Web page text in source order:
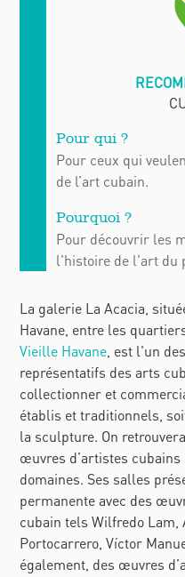
Pour ceux qui
de l’art cubain.
Pour découvrir les
l'histoire de l'art du
La galerie La Acacia,
Havane, entre les
Vieille Havane, est l'un
représentatifs des arts
collectionner et
établis et traditionnels,
la sculpture. On
œuvres d’artistes
domaines. Ses salles
permanente avec des
cubain tels Wilfredo Lam,
Portocarrero, Víctor
également, des œuvres